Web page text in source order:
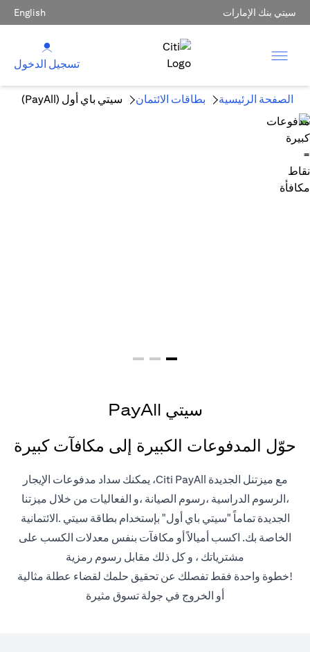
سيتي بنك الإمارات English
تسجيل الدخول
الصفحة الرئيسية بطاقات الائتمان سيتي باي أول (PayAll)
سيتي PayAll
حوّل المدفوعات الكبيرة إلى مكافآت كبيرة
مع ميزتنل الجديدة Citi PayAll، يمكنك سداد مدفوعات الإيجار
،الرسوم الدراسية ،رسوم الصيانة ،و الفعاليات من خلال ميزتنا
الجديدة تماماً "سيتي باي أول" بإستخدام بطاقة سيتي .الائتمانية
الخاصة بك. اكسب أميالاً أو مكافآت بنفس معدلات الكسب على
مشترياتك ، و كل ذلك مقابل رسوم رمزية
!خطوة واحدة فقط تفصلك عن تحقيق حلمك لقضاء عطلة مثالية
أو الخروج في جولة تسوق مثيرة